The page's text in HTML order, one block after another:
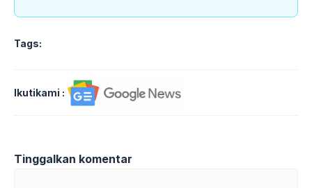
Tags:
Ikutikami :
Tinggalkan komentar